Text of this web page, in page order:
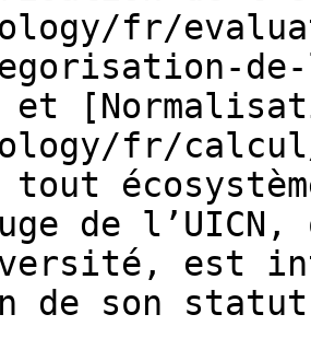
fr/
et
fr/
tout
de l’UICN,
est
de son statut